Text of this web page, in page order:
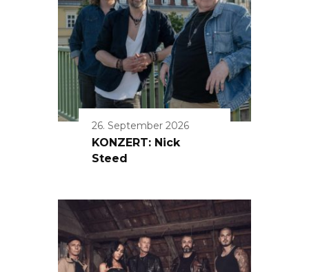
26. September 2026
KONZERT: Nick
Steed